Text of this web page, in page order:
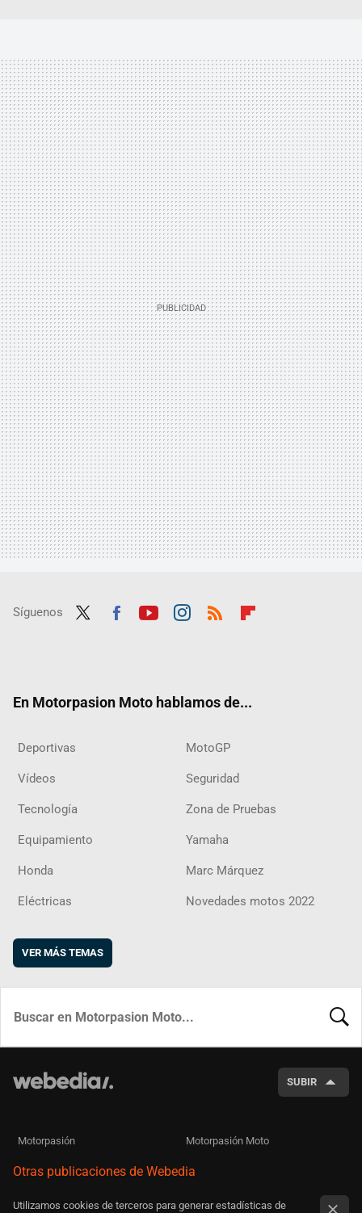
Síguenos
En Motorpasion Moto hablamos de...
Deportivas MotoGP
Vídeos Seguridad
Tecnología Zona de Pruebas
Equipamiento Yamaha
Honda Marc Márquez
Eléctricas Novedades motos 2022
VER MÁS TEMAS
SUBIR
Motorpasión Motorpasión Moto
Otras publicaciones de Webedia
Utilizamos cookies de terceros para generar estadísticas de